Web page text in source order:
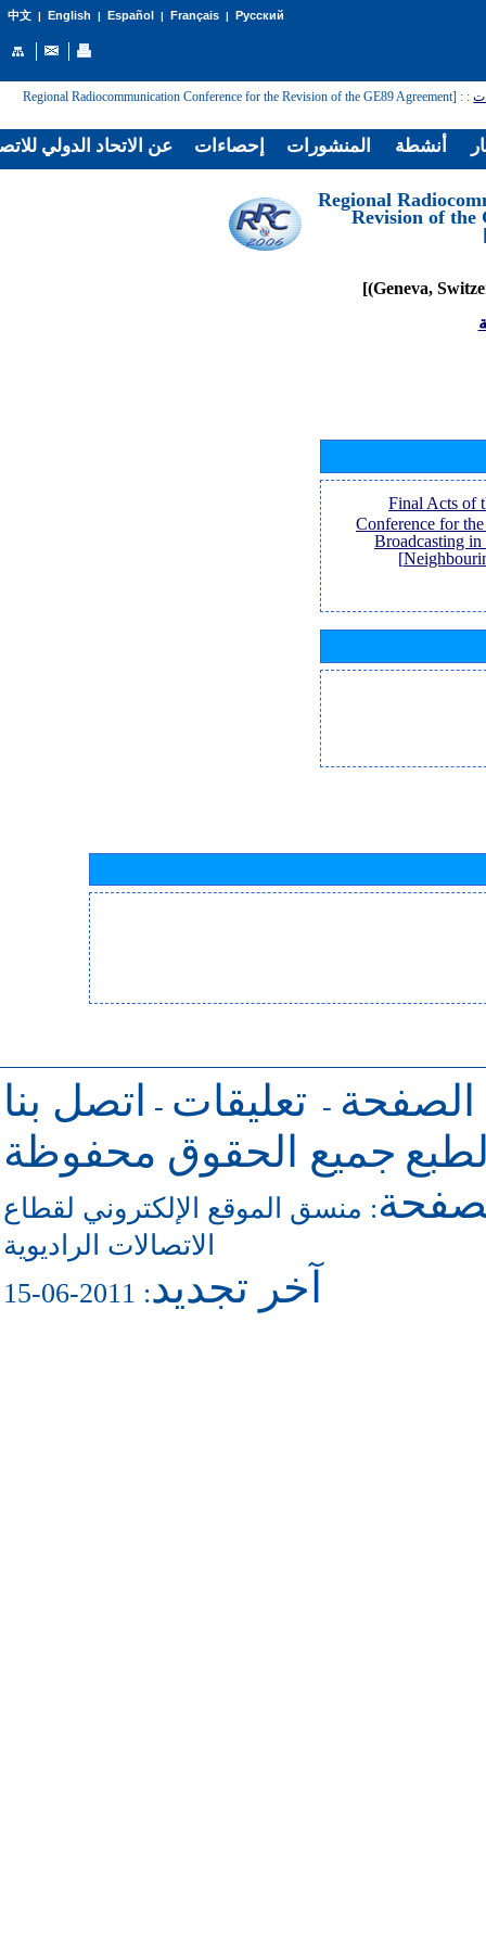
中文| English | Español | Français| Русский
:
: [Regional Radiocommunication Conference for the Revision of the GE89 Agreement
[Regional
Revision of the
[Final Acts of
Conference for
Broadcasting
الصفحة - تعليقات -
اتصل بنا
جميع الحقوق محفوظة
: منسق الموقع الإلكتروني لقطاع
الاتصالات الراديوية
آخر تجديد: 2011-06-15
عن الاتحاد الدولي إحصاءات المنشورات أنشطة